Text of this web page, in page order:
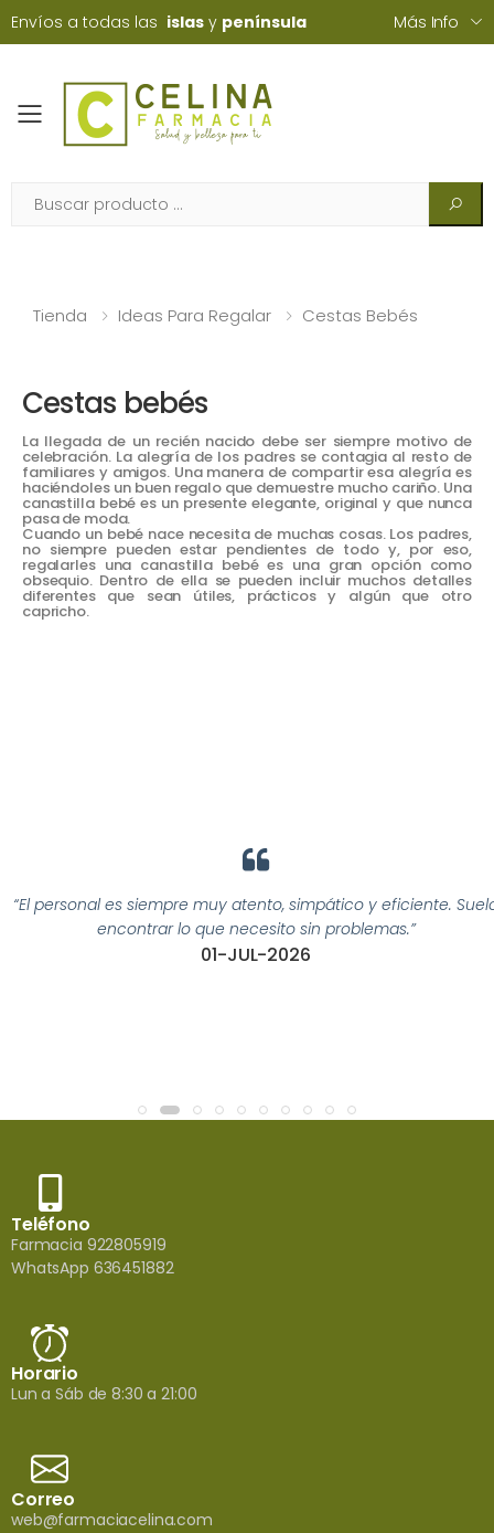
Envíos a todas las islas y península Más Info
Toggle mobile menu
Tienda Ideas Para Regalar Cestas Bebés
Cestas bebés
La llegada de un recién nacido debe ser siempre motivo de
celebración. La alegría de los padres se contagia al resto de
familiares y amigos. Una manera de compartir esa alegría es
haciéndoles un buen regalo que demuestre mucho cariño. Una
canastilla bebé es un presente elegante, original y que nunca
pasa de moda.
Cuando un bebé nace necesita de muchas cosas. Los padres,
no siempre pueden estar pendientes de todo y, por eso,
regalarles una canastilla bebé es una gran opción como
obsequio. Dentro de ella se pueden incluir muchos detalles
diferentes que sean útiles, prácticos y algún que otro
capricho.
“El personal es siempre muy atento, simpático y eficiente. Suelo
encontrar lo que necesito sin problemas.”
01-JUL-2026
Teléfono
Farmacia 922805919
WhatsApp 636451882
Horario
Lun a Sáb de 8:30 a 21:00
Correo
web@farmaciacelina.com